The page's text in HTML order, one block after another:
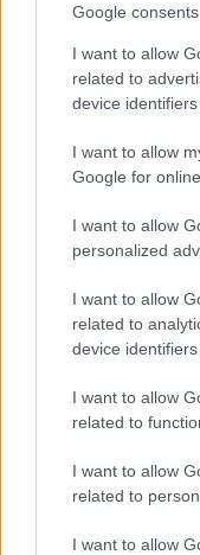
Google consents
I want to allow
related to
device identifiers
I want to allow
Google for
I want to allow
personalized
I want to allow
related to
device identifiers
I want to allow
related to
I want to allow
related to
I want to allow
Continua a
GAMING NEWS